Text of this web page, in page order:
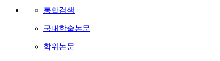
통합검색
국내학술논문
학위논문